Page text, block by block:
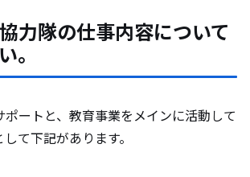
力隊の仕事内容について
。
ートと、教育事業をメインに活動して
て下記があります。